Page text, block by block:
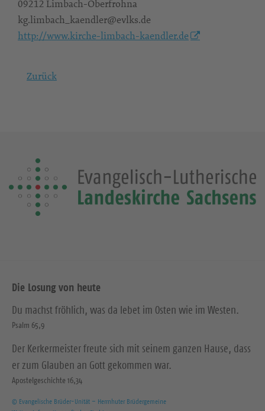
09212 Limbach-Oberfrohna
kg.limbach_kaendler@evlks.de
http://www.kirche-limbach-kaendler.de
Zurück
Die Losung von heute
Du machst fröhlich, was da lebet im Osten wie im Westen.
Psalm 65,9
Der Kerkermeister freute sich mit seinem ganzen Hause, dass
er zum Glauben an Gott gekommen war.
Apostelgeschichte 16,34
© Evangelische Brüder-Unität – Herrnhuter Brüdergemeine